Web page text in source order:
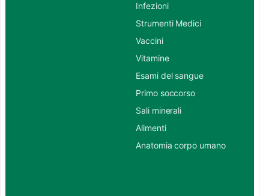
Infezioni
Strumenti Medici
Vaccini
Vitamine
Esami del sangue
Primo soccorso
Sali minerali
Alimenti
Anatomia corpo umano